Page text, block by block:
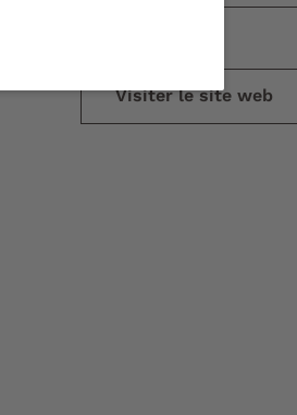
Visiter le site web